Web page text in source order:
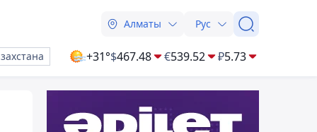
Алматы Рус
+31°$467.48 €539.52 ₽5.73